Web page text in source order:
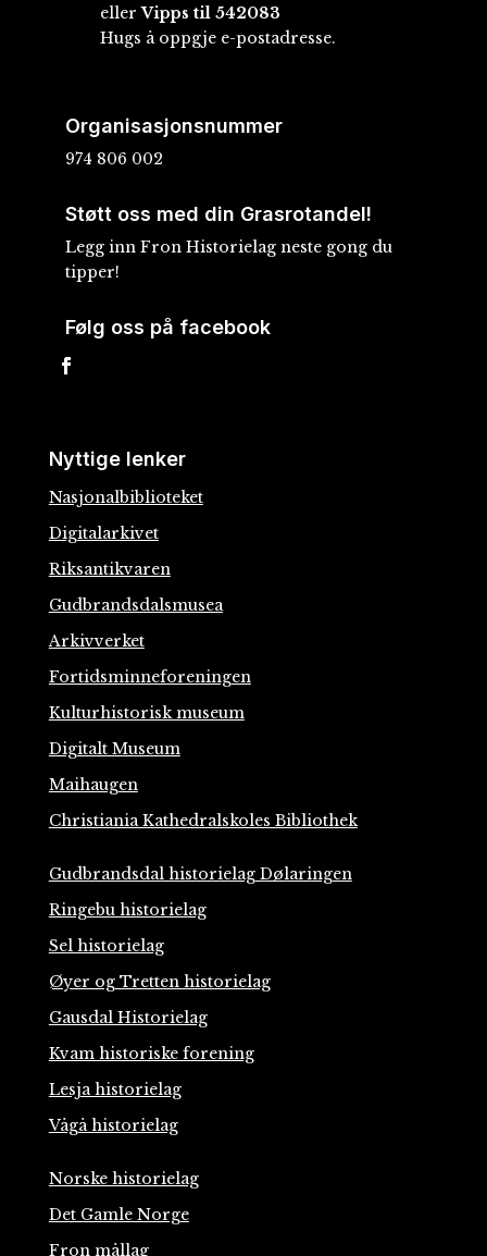
ellerVipps til 542083
Hugs å oppgje e-postadresse.
Organisasjonsnummer
974 806 002
Støtt oss med din Grasrotandel!
Legg inn Fron Historielag neste gong du
tipper!
Følg oss på facebook
Nyttige lenker
Nasjonalbiblioteket
Digitalarkivet
Riksantikvaren
Gudbrandsdalsmusea
Arkivverket
Fortidsminneforeningen
Kulturhistorisk museum
Digitalt Museum
Maihaugen
Christiania Kathedralskoles Bibliothek
Gudbrandsdal historielag Dølaringen
Ringebu historielag
Sel historielag
Øyer og Tretten historielag
Gausdal Historielag
Kvam historiske forening
Lesja historielag
Vågå historielag
Norske historielag
Det Gamle Norge
Fron mållag